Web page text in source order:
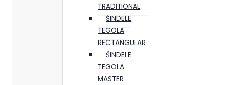
TRADITIONAL
ŠINDELE
TEGOLA
RECTANGULAR
ŠINDELE
TEGOLA
MASTER